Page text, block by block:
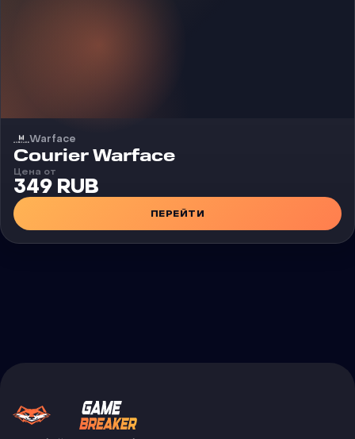
Warface
Чит
Courier Warface
Цена от
349 RUB
ПЕРЕЙТИ